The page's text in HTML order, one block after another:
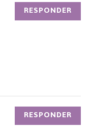
RESPONDER
RESPONDER